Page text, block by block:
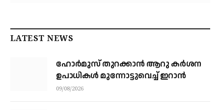
LATEST NEWS
ഹോർമുസ് തുറക്കാൻ ആറു കർശന
ഉപാധികൾ മുന്നോട്ടുവെച്ച് ഇറാൻ
09/08/2026